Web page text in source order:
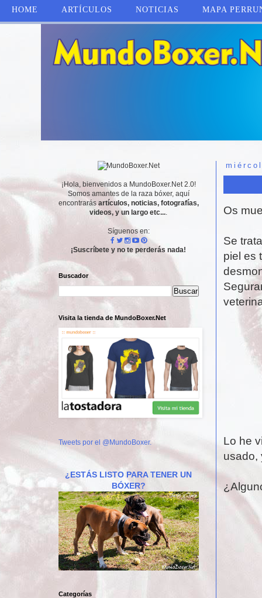
HOME ARTÍCULOS NOTICIAS MAPA
Os
Se
piel es
Lo he
usado,
¡Hola, bienvenidos a MundoBoxer.Net 2.0!
Somos amantes de la raza bóxer, aquí
encontrarás artículos, noticias, fotografías,
videos, y un largo etc....
Síguenos en:
¡Suscríbete y no te perderás nada!
Buscador
Visita la tienda de MundoBoxer.Net
Tweets por el @MundoBoxer.
¿ESTÁS LISTO PARA TENER UN
BÓXER?
Categorías